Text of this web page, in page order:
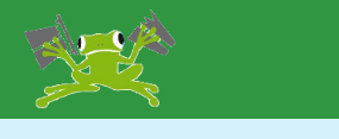
Inhalt
springenLobau.org
BürgerInitiative
"Rettet
die